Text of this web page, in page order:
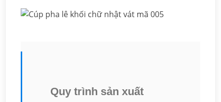
Quy trình sản xuất